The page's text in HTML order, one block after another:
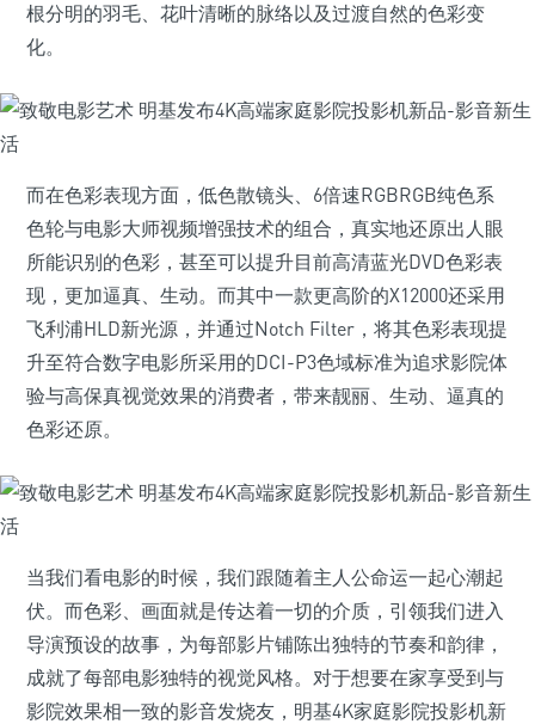
根分明的羽毛、花叶清晰的脉络以及过渡自然的色彩变
化。
而在色彩表现方面，低色散镜头、6倍速RGBRGB纯色系
色轮与电影大师视频增强技术的组合，真实地还原出人眼
所能识别的色彩，甚至可以提升目前高清蓝光DVD色彩表
现，更加逼真、生动。而其中一款更高阶的X12000还采用
飞利浦HLD新光源，并通过Notch Filter，将其色彩表现提
升至符合数字电影所采用的DCI-P3色域标准为追求影院体
验与高保真视觉效果的消费者，带来靓丽、生动、逼真的
色彩还原。
当我们看电影的时候，我们跟随着主人公命运一起心潮起
伏。而色彩、画面就是传达着一切的介质，引领我们进入
导演预设的故事，为每部影片铺陈出独特的节奏和韵律，
成就了每部电影独特的视觉风格。对于想要在家享受到与
影院效果相一致的影音发烧友，明基4K家庭影院投影机新